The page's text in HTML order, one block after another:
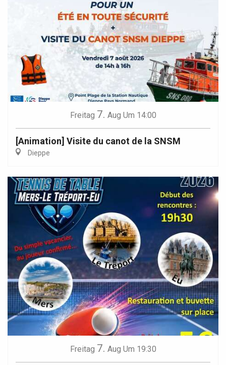
Freitag 7. Aug Um 14:00
[Animation] Visite du canot de la SNSM
Dieppe
Freitag 7. Aug Um 19:30